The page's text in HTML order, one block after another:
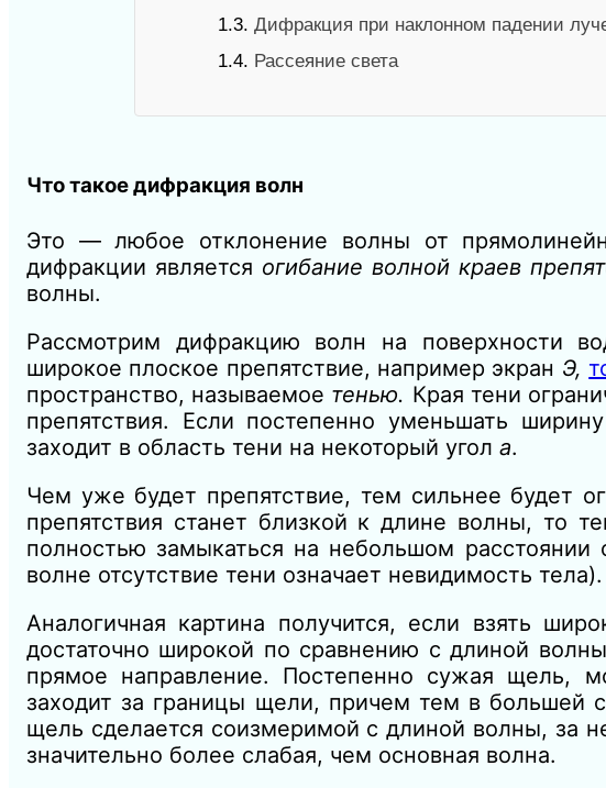
1.3. Дифракция при наклонном падении
1.4. Рассеяние света
Что такое дифракция волн
Это — любое отклонение волны от
дифракции является огибание волной краев
волны.
Рассмотрим дифракцию волн на поверхности
широкое плоское препятствие, например экран Э,
пространство, называемое тенью. Края тени
препятствия. Если постепенно уменьшать
заходит в область тени на некоторый угол а.
Чем уже будет препятствие, тем сильнее будет
препятствия станет близкой к длине волны, то
полностью замыкаться на небольшом расстоянии
волне отсутствие тени означает невидимость тела).
Аналогичная картина получится, если взять
достаточно широкой по сравнению с длиной
прямое направление. Постепенно сужая щель,
заходит за границы щели, причем тем в большей
щель сделается соизмеримой с длиной волны, за
значительно более слабая, чем основная волна.